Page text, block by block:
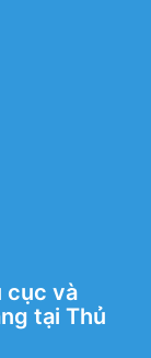
cục và
tại Thủ